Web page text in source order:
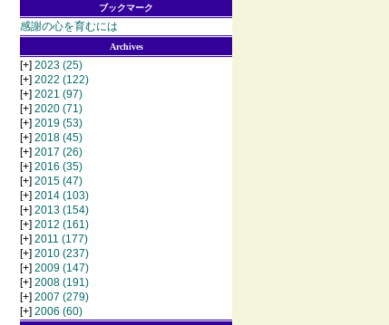
ブックマーク
感謝の心を育むには
Archives
[+] 2023 (25)
[+] 2022 (122)
[+] 2021 (97)
[+] 2020 (71)
[+] 2019 (53)
[+] 2018 (45)
[+] 2017 (26)
[+] 2016 (35)
[+] 2015 (47)
[+] 2014 (103)
[+] 2013 (154)
[+] 2012 (161)
[+] 2011 (177)
[+] 2010 (237)
[+] 2009 (147)
[+] 2008 (191)
[+] 2007 (279)
[+] 2006 (60)